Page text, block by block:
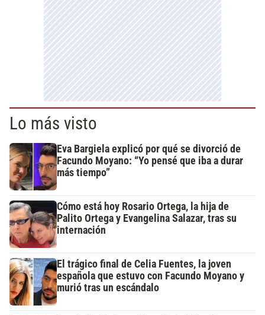
Lo más visto
Eva Bargiela explicó por qué se divorció de
Facundo Moyano: “Yo pensé que iba a durar
más tiempo”
Cómo está hoy Rosario Ortega, la hija de
Palito Ortega y Evangelina Salazar, tras su
internación
El trágico final de Celia Fuentes, la joven
española que estuvo con Facundo Moyano y
murió tras un escándalo